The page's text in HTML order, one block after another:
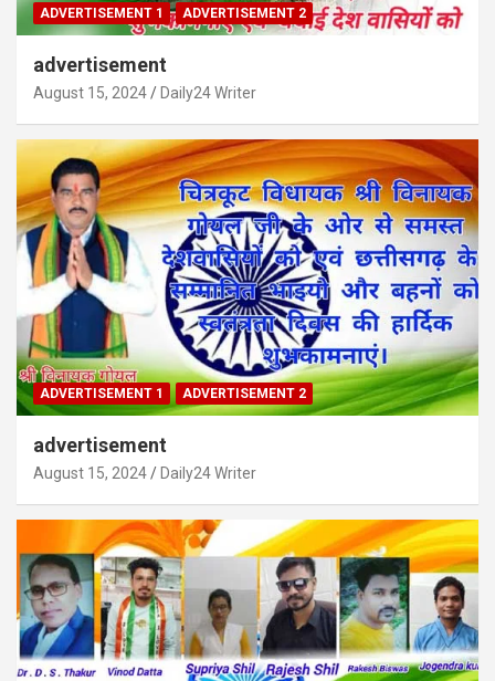
ADVERTISEMENT 1 ADVERTISEMENT 2
advertisement
August 15, 2024 Daily24 Writer
ADVERTISEMENT 1 ADVERTISEMENT 2
advertisement
August 15, 2024 Daily24 Writer